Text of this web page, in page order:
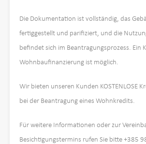
Die Dokumentation ist vollständig, das
fertiggestellt und parifiziert, und die
befindet sich im Beantragungsprozess. Ein
Wohnbaufinanzierung ist möglich.
Wir bieten unseren Kunden KOSTENLOSE
bei der Beantragung eines Wohnkredits.
Für weitere Informationen oder zur
Besichtigungstermins rufen Sie bitte +385